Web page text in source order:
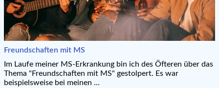
Freundschaften mit MS
Im Laufe meiner MS-Erkrankung bin ich des Öfteren über das
Thema "Freundschaften mit MS" gestolpert. Es war
beispielsweise bei meinen ...